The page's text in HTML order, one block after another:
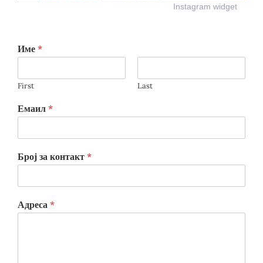
Instagram widget
Име *
First Last
Емаил *
Број за контакт *
Адреса *